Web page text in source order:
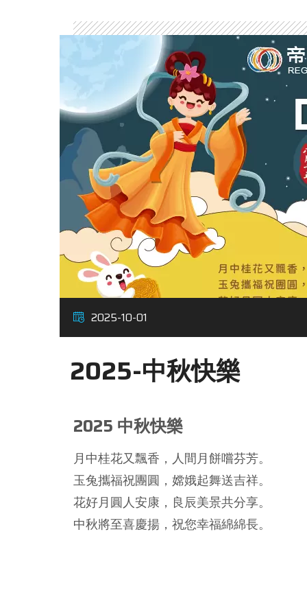
2025-10-01
2025-中秋快樂
2025 中秋快樂
月中桂花又飄香，人間月餅嚐芬芳。
玉兔攜福祝團圓，嫦娥起舞送吉祥。
花好月圓人安康，良辰美景共分享。
中秋將至喜慶揚，祝您幸福綿綿長。